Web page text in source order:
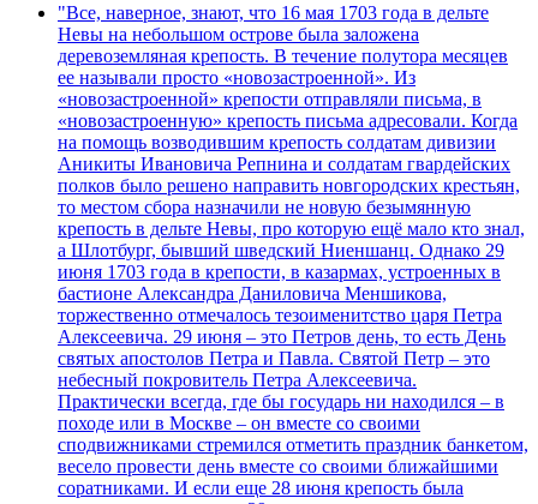
"Все, наверное, знают, что 16 мая 1703 года в дельте
Невы на небольшом острове была заложена
деревоземляная крепость. В течение полутора месяцев
ее называли просто «новозастроенной». Из
«новозастроенной» крепости отправляли письма, в
«новозастроенную» крепость письма адресовали. Когда
на помощь возводившим крепость солдатам дивизии
Аникиты Ивановича Репнина и солдатам гвардейских
полков было решено направить новгородских крестьян,
то местом сбора назначили не новую безымянную
крепость в дельте Невы, про которую ещё мало кто знал,
а Шлотбург, бывший шведский Ниеншанц. Однако 29
июня 1703 года в крепости, в казармах, устроенных в
бастионе Александра Даниловича Меншикова,
торжественно отмечалось тезоименитство царя Петра
Алексеевича. 29 июня – это Петров день, то есть День
святых апостолов Петра и Павла. Святой Петр – это
небесный покровитель Петра Алексеевича.
Практически всегда, где бы государь ни находился – в
походе или в Москве – он вместе со своими
сподвижниками стремился отметить праздник банкетом,
весело провести день вместе со своими ближайшими
соратниками. И если еще 28 июня крепость была